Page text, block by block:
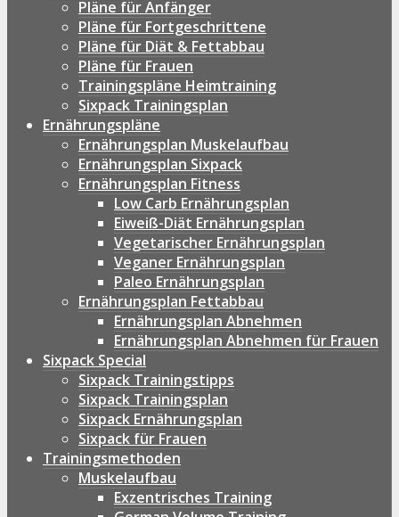
Pläne für Anfänger
Pläne für Fortgeschrittene
Pläne für Diät & Fettabbau
Pläne für Frauen
Trainingspläne Heimtraining
Sixpack Trainingsplan
Ernährungspläne
Ernährungsplan Muskelaufbau
Ernährungsplan Sixpack
Ernährungsplan Fitness
Low Carb Ernährungsplan
Eiweiß-Diät Ernährungsplan
Vegetarischer Ernährungsplan
Veganer Ernährungsplan
Paleo Ernährungsplan
Ernährungsplan Fettabbau
Ernährungsplan Abnehmen
Ernährungsplan Abnehmen für Frauen
Sixpack Special
Sixpack Trainingstipps
Sixpack Trainingsplan
Sixpack Ernährungsplan
Sixpack für Frauen
Trainingsmethoden
Muskelaufbau
Exzentrisches Training